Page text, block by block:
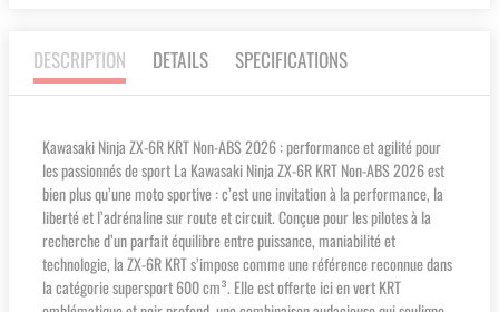
DESCRIPTION DETAILS SPECIFICATIONS
Kawasaki Ninja ZX-6R KRT Non-ABS 2026 : performance et agilité pour
les passionnés de sport La Kawasaki Ninja ZX-6R KRT Non-ABS 2026 est
bien plus qu’une moto sportive : c’est une invitation à la performance, la
liberté et l’adrénaline sur route et circuit. Conçue pour les pilotes à la
recherche d’un parfait équilibre entre puissance, maniabilité et
technologie, la ZX-6R KRT s’impose comme une référence reconnue dans
la catégorie supersport 600 cm³. Elle est offerte ici en vert KRT